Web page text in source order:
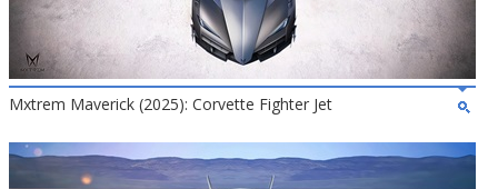
Mxtrem Maverick (2025): Corvette Fighter Jet